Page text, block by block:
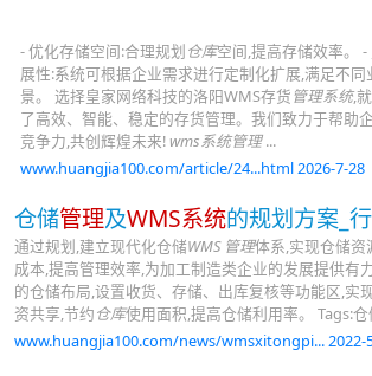
- 优化存储空间:合理规划仓库空间,提高存储效率。 -
展性:系统可根据企业需求进行定制化扩展,满足不同
景。 选择皇家网络科技的洛阳WMS存货管理系统,
了高效、智能、稳定的存货管理。我们致力于帮助
竞争力,共创辉煌未来!wms系统管理...
www.huangjia100.com/article/24...html 2026-7-28
仓储管理及WMS系统的规划方案_
通过规划,建立现代化仓储WMS 管理体系,实现仓储资
成本,提高管理效率,为加工制造类企业的发展提供有
的仓储布局,设置收货、存储、出库复核等功能区,实
资共享,节约仓库使用面积,提高仓储利用率。 Tags:
www.huangjia100.com/news/wmsxitongpi... 2022-